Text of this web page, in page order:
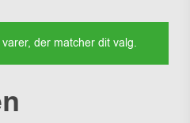
der matcher dit valg.